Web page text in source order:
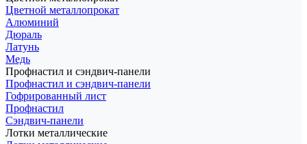
Цветной металлопрокат
Алюминий
Дюраль
Латунь
Медь
Профнастил и сэндвич-панели
Профнастил и сэндвич-панели
Гофрированный лист
Профнастил
Сэндвич-панели
Лотки металлические